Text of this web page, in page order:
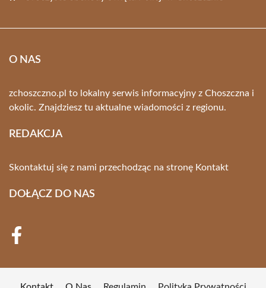
O NAS
zchoszczno.pl to lokalny serwis informacyjny z Choszczna i
okolic. Znajdziesz tu aktualne wiadomości z regionu.
REDAKCJA
Skontaktuj się z nami przechodząc na stronę Kontakt
DOŁĄCZ DO NAS